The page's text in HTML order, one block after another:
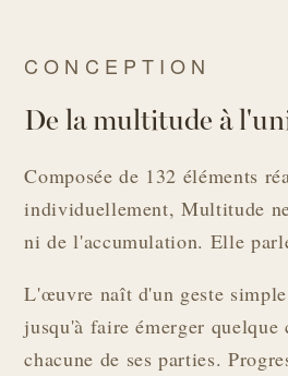
CONCEPTION
De la multitude à
Composée de 132 éléments
individuellement, Multitude
ni de l'accumulation. Elle
L'œuvre naît d'un geste
jusqu'à faire émerger quelque
chacune de ses parties.